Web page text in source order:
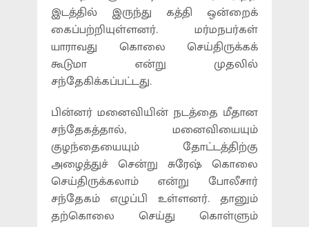
இடத்தில் இருந்து கத்தி ஒன்றைக்
கைப்பற்றியுள்ளனர். மர்மநபர்கள்
யாராவது கொலை செய்திருக்கக்
கூடுமா என்று முதலில்
சந்தேகிக்கப்பட்டது.
பின்னர் மனைவியின் நடத்தை மீதான
சந்தேகத்தால், மனைவியையும்
குழந்தையையும் தோட்டத்திற்கு
அழைத்துச் சென்று சுரேஷ் கொலை
செய்திருக்கலாம் என்று போலீசார்
சந்தேகம் எழுப்பி உள்ளனர். தானும்
தற்கொலை செய்து கொள்ளும்